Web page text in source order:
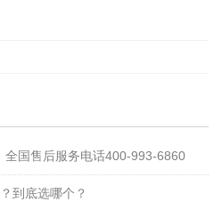
全国售后服务电话400-993-6860
到底选哪个？